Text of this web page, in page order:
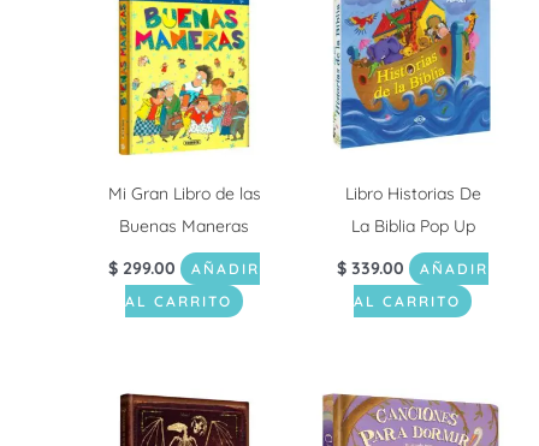
Mi Gran Libro de las
Buenas Maneras
$ 299.00
AÑADIR
AL CARRITO
Libro Historias De
La Biblia Pop Up
$ 339.00
AÑADIR
AL CARRITO